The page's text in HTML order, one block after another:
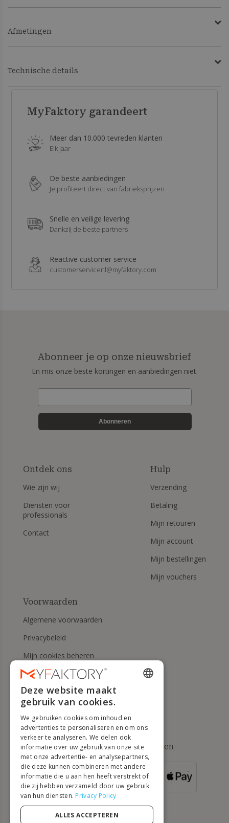
Afmetingen
Technische details
MyFaktory garandeert
Meer dan 10.000 tevreden klanten
Elk jaar
De beste aanbiedingen
Je profiteert direct van fabrieksprijzen
Snelle en veilige levering
Dankzij de beste partners
Reactive customer service
customerservicenl@myfaktory.com
Abonneer je op onze nieuwsbrief
En mis onze beste kortingen en aanbiedingen niet.
Abonneren
Ontdek ons
Wie zijn wij
Diensten voor
professionals
Contact
Hulp
Verzending
Betaling
Mijn retouren
Mijn account
Mijn bestellingen
Mijn vouchers
Voorwaarden
Algemene voorwaarden
Privacybeleid
Mijn cookies beheren
Herroepingsrecht en
Hulp
Beschikbare betaalmethoden
VOOR
VANAF 500 €
DUTCH
GERMAN
ITALIAN
PORTUGUESE
Deze website maakt
gebruik van cookies.
We gebruiken cookies om inhoud en
advertenties te personaliseren en om ons
verkeer te analyseren. We delen ook
informatie over uw gebruik van onze site
met onze advertentie- en analysepartners,
die deze kunnen combineren met andere
informatie die u aan hen heeft verstrekt of
die zij hebben verzameld door uw gebruik
van hun diensten. Privacy Policy
ALLES ACCEPTEREN